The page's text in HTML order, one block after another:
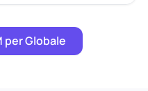
per Globale